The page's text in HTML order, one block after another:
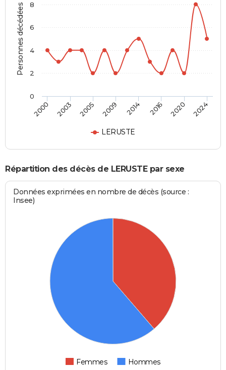
Personnes décédées
LERUSTE
2000 2003 2005 2009 2014 2016 2020 2024
0
2
4
6
8
Répartition des décès de LERUSTE par sexe
Données exprimées en nombre de décès (source :
Insee)
Femmes Hommes